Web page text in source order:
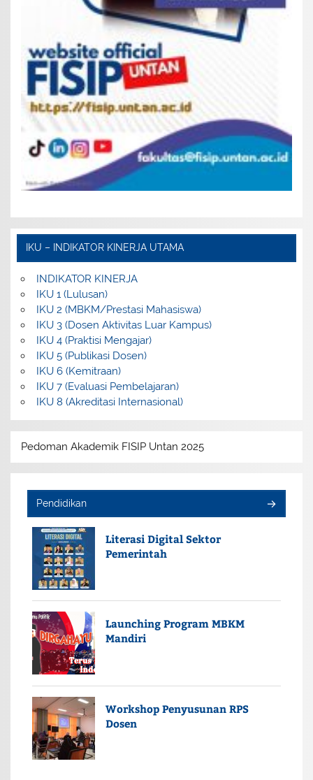
IKU – INDIKATOR KINERJA UTAMA
INDIKATOR KINERJA
IKU 1 (Lulusan)
IKU 2 (MBKM/Prestasi Mahasiswa)
IKU 3 (Dosen Aktivitas Luar Kampus)
IKU 4 (Praktisi Mengajar)
IKU 5 (Publikasi Dosen)
IKU 6 (Kemitraan)
IKU 7 (Evaluasi Pembelajaran)
IKU 8 (Akreditasi Internasional)
Pedoman Akademik FISIP Untan 2025
Pendidikan
Literasi Digital Sektor
Pemerintah
Launching Program MBKM
Mandiri
Workshop Penyusunan RPS
Dosen